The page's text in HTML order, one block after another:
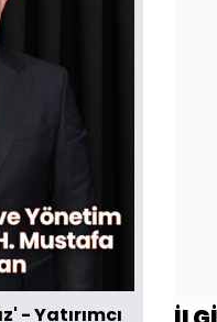
- Yatırımcı